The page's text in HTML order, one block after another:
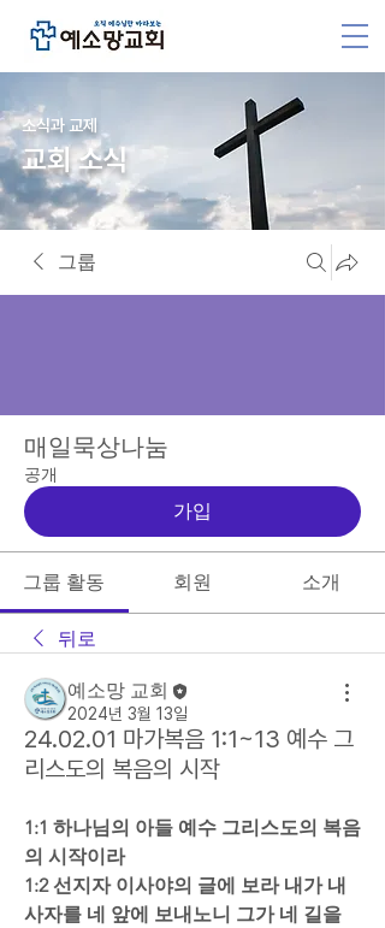
소식과 교제
교회 소식
그룹
매일묵상나눔
공개
가입
그룹 활동 회원 소개
뒤로
예소망 교회
2024년 3월 13일
24.02.01 마가복음 1:1~13 예수 그
리스도의 복음의 시작
1:1 하나님의 아들 예수 그리스도의 복음
의 시작이라
1:2 선지자 이사야의 글에 보라 내가 내
사자를 네 앞에 보내노니 그가 네 길을